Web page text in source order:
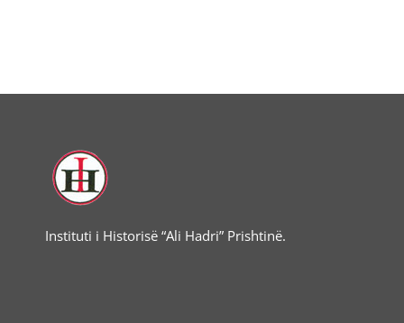
Instituti i Historisë “Ali Hadri” Prishtinë.